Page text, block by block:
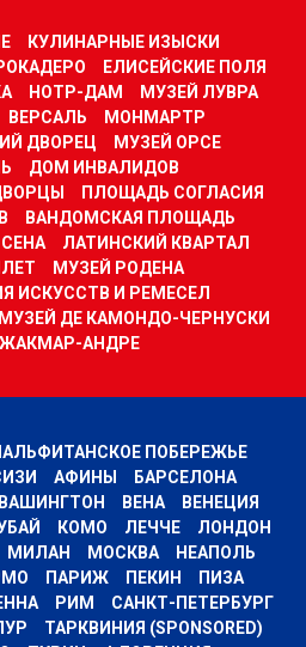
КУЛИНАРНЫЕ ИЗЫСКИ
ЕЛИСЕЙСКИЕ ПОЛЯ
НОТР-ДАМ
МУЗЕЙ ЛУВРА
ВЕРСАЛЬ
МОНМАРТР
ДВОРЕЦ
МУЗЕЙ ОРСЕ
ДОМ ИНВАЛИДОВ
ПЛОЩАДЬ СОГЛАСИЯ
ВАНДОМСКАЯ ПЛОЩАДЬ
СЕНА
ЛАТИНСКИЙ КВАРТАЛ
МУЗЕЙ РОДЕНА
ИСКУССТВ И РЕМЕСЕЛ
МУЗЕЙ ДЕ КАМОНДО-ЧЕРНУСКИ
ЖАКМАР-АНДРЕ
ПОБЕРЕЖЬЕ
АФИНЫ
БАРСЕЛОНА
ВАШИНГТОН ВЕНА
ВЕНЕЦИЯ
КОМО ЛЕЧЧЕ
ЛОНДОН
МИЛАН МОСКВА
НЕАПОЛЬ
ПАРИЖ ПЕКИН
ПИЗА
РИМ
САНКТ-ПЕТЕРБУРГ
ТАРКВИНИЯ (SPONSORED)